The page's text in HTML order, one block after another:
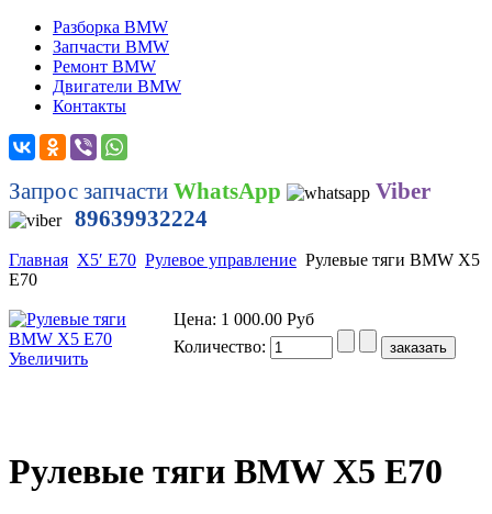
Разборка BMW
Запчасти BMW
Ремонт BMW
Двигатели BMW
Контакты
Запрос запчасти WhatsApp
Viber
89639932224
Главная X5′ E70 Рулевое управление Рулевые тяги BMW Х5
Е70
Увеличить
Цена: 1 000.00 Руб
Количество:
Рулевые тяги BMW Х5 Е70